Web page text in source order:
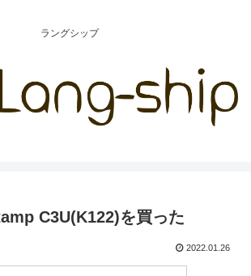
ラングシップ
C3U(K122)を買った
2022.01.26